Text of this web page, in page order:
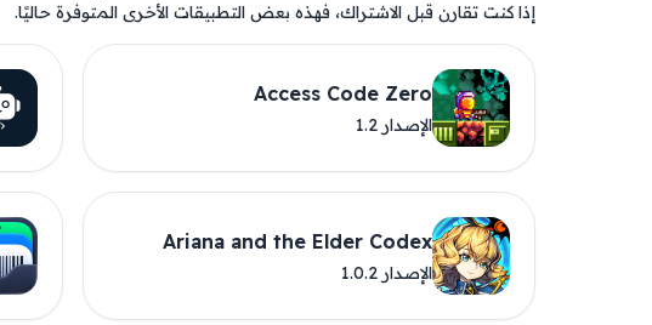
إذا كنت تقارن قبل الاشتراك، فهذه بعض التطبيقات الأخرى المتوفرة حاليًا.
Access Code Zero
الإصدار 1.2
Ariana and the Elder Codex
الإصدار 1.0.2